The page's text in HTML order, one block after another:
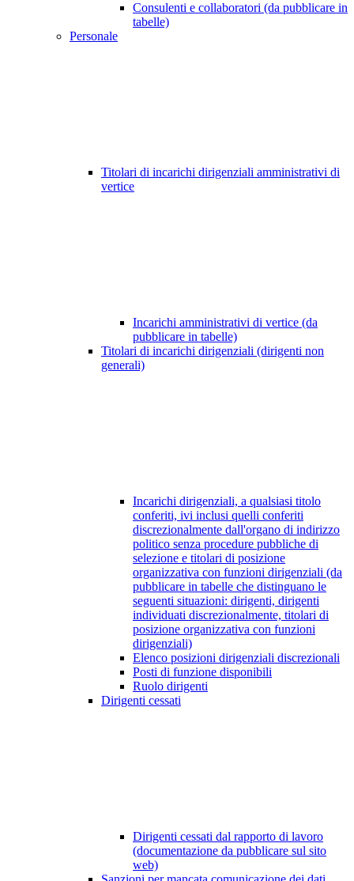
Consulenti e collaboratori (da pubblicare in
tabelle)
Personale
Titolari di incarichi dirigenziali amministrativi di
vertice
Incarichi amministrativi di vertice (da
pubblicare in tabelle)
Titolari di incarichi dirigenziali (dirigenti non
generali)
Incarichi dirigenziali, a qualsiasi titolo
conferiti, ivi inclusi quelli conferiti
discrezionalmente dall'organo di indirizzo
politico senza procedure pubbliche di
selezione e titolari di posizione
organizzativa con funzioni dirigenziali (da
pubblicare in tabelle che distinguano le
seguenti situazioni: dirigenti, dirigenti
individuati discrezionalmente, titolari di
posizione organizzativa con funzioni
dirigenziali)
Elenco posizioni dirigenziali discrezionali
Posti di funzione disponibili
Ruolo dirigenti
Dirigenti cessati
Dirigenti cessati dal rapporto di lavoro
(documentazione da pubblicare sul sito
web)